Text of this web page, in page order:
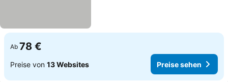
Ab 78 €
Preise von 13 Websites Preise sehen